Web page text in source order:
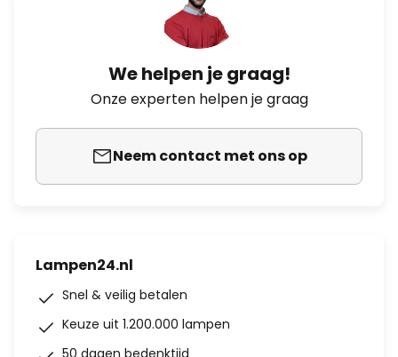
We helpen je graag!
Onze experten helpen je graag
Neem contact met ons op
Lampen24.nl
Snel & veilig betalen
Keuze uit 1.200.000 lampen
50 dagen bedenktijd